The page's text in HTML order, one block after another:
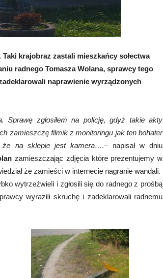
krajobraz zastali mieszkańcy sołectwa
radnego Tomasza Wolana, sprawcy tego
naprawienie wyrządzonych
zgłosiłem na policję, gdyż takie akty
zamieszczę filmik z monitoringu jak ten bohater
że na sklepie jest kamera….– napisał w dniu
zamieszczając zdjęcia które prezentujemy w
że zamieści w internecie nagranie wandali.
wytrzeźwieli i zgłosili się do radnego z prośbą
wyrazili skruchę i zadeklarowali radnemu